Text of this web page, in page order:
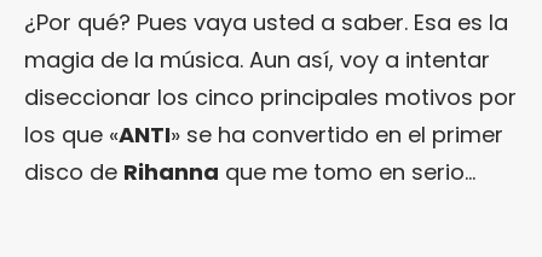
¿Por qué? Pues vaya usted a saber. Esa es la
magia de la música. Aun así, voy a intentar
diseccionar los cinco principales motivos por
los que «ANTI» se ha convertido en el primer
disco de Rihanna que me tomo en serio…